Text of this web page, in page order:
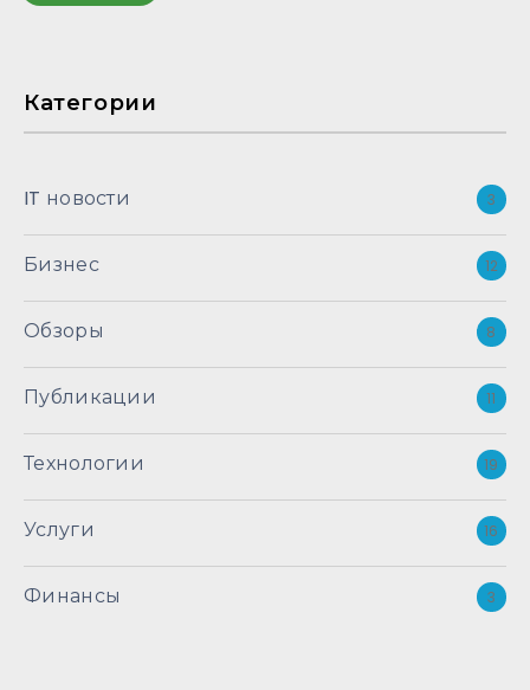
Категории
IT новости 3
Бизнес 12
Обзоры 8
Публикации 11
Технологии 19
Услуги 16
Финансы 3